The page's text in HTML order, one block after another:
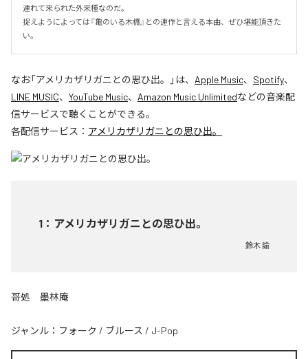
連れて来られた外来種なのだ。
捉えようによっては『亀のいる木橋』との連作と言える本曲、ぜひ堪能頂きた
い。
なお「アメリカザリガニとの思ひ出。 」は、 Apple Music、 Spotify、
LINE MUSIC、 YouTube Music、 Amazon Music Unlimitedなどの音楽配
信サービスで聴くことができる。
各配信サービス： アメリカザリガニとの思ひ出。
1 ： アメリカザリガニとの思ひ出。
鈴木 諭
哥処 墨林庵
ジャンル： フォーク / ブルース / J-Pop